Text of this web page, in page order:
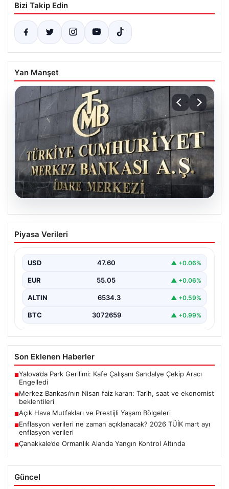
Bizi Takip Edin
Yan Manşet
05.08.2026
Merkez Bankası’nın Nisan faiz kararı:
Tarih, saat ve ekonomist beklentileri
Kurulu, nisan ayı faiz kararını açıklamak üzere
toplanıyor.…
Piyasa Verileri
USD 47.60 ▲ +0.06%
EUR 55.05 ▲ +0.06%
ALTIN 6534.3 ▲ +0.59%
BTC 3072659 ▲ +0.99%
Son Eklenen Haberler
■Yalova’da Park Gerilimi: Kafe Çalışanı Sandalye Çekip Aracı
Engelledi
■Merkez Bankası’nın Nisan faiz kararı: Tarih, saat ve ekonomist
beklentileri
■Açık Hava Mutfakları ve Prestijli Yaşam Bölgeleri
■Enflasyon verileri ne zaman açıklanacak? 2026 TÜİK mart ayı
enflasyon verileri
■Çanakkale’de Ormanlık Alanda Yangın Kontrol Altında
Güncel